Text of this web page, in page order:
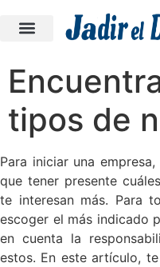
tipos de
Para iniciar una
que tener presente
te interesan más. Para
escoger el más indicado
en cuenta la
estos. En este artículo,